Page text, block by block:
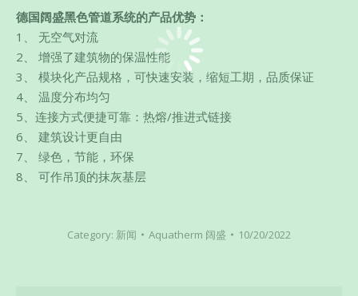
德国阔盛黑色管道系统的产品优势：
1、 无空气对流
2、 增强了建筑物的保温性能
3、 模块化产品规格，可快速安装，缩短工期，品质保证
4、 温度分布均匀
5、连接方式便捷可靠：热熔/推进式链接
6、 建筑设计更自由
7、 绿色，节能，环保
8、 可作吊顶的抹灰基层
Category: 新闻 Aquatherm 阔盛 10/20/2022